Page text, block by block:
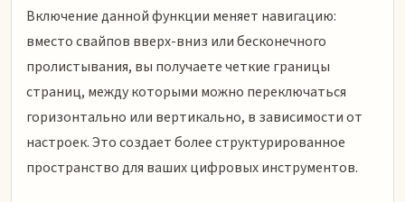
Включение данной функции меняет навигацию:
вместо свайпов вверх-вниз или бесконечного
пролистывания, вы получаете четкие границы
страниц, между которыми можно переключаться
горизонтально или вертикально, в зависимости от
настроек. Это создает более структурированное
пространство для ваших цифровых инструментов.